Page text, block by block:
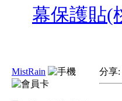
幕保護貼(
MistRain 分享: